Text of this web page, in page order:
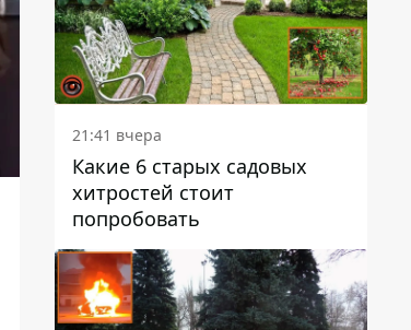
21:41 вчера
Какие 6 старых садовых
хитростей стоит
попробовать